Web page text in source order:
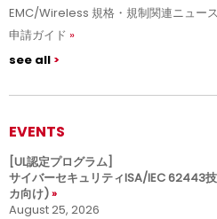
EMC/Wireless 規格・規制関連ニュース
申請ガイド
see all
EVENTS
[UL認定プログラム]
サイバーセキュリティISA/IEC 62443
カ向け)
August 25, 2026